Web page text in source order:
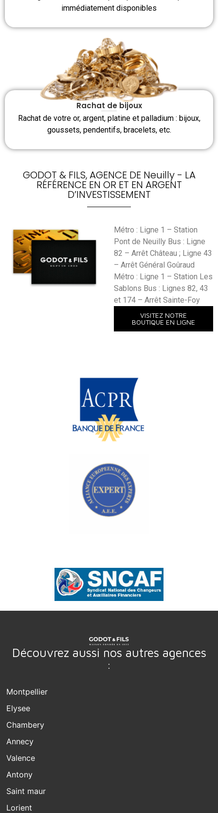
immédiatement disponibles
Rachat de bijoux
Rachat de votre or, argent, platine et palladium : bijoux,
goussets, pendentifs, bracelets, etc.
GODOT & FILS, AGENCE DE Neuilly - LA
RÉFÉRENCE EN OR ET EN ARGENT
D’INVESTISSEMENT
Métro : Ligne 1 – Station
Pont de Neuilly Bus : Ligne
82 – Arrêt Château ; Ligne 43
– Arrêt Général Goûraud
Métro : Ligne 1 – Station Les
Sablons Bus : Lignes 82, 43
et 174 – Arrêt Sainte-Foy
VISITEZ NOTRE
BOUTIQUE EN LIGNE
Découvrez aussi nos autres agences
:
Montpellier
Elysee
Chambery
Annecy
Valence
Antony
Saint maur
Lorient